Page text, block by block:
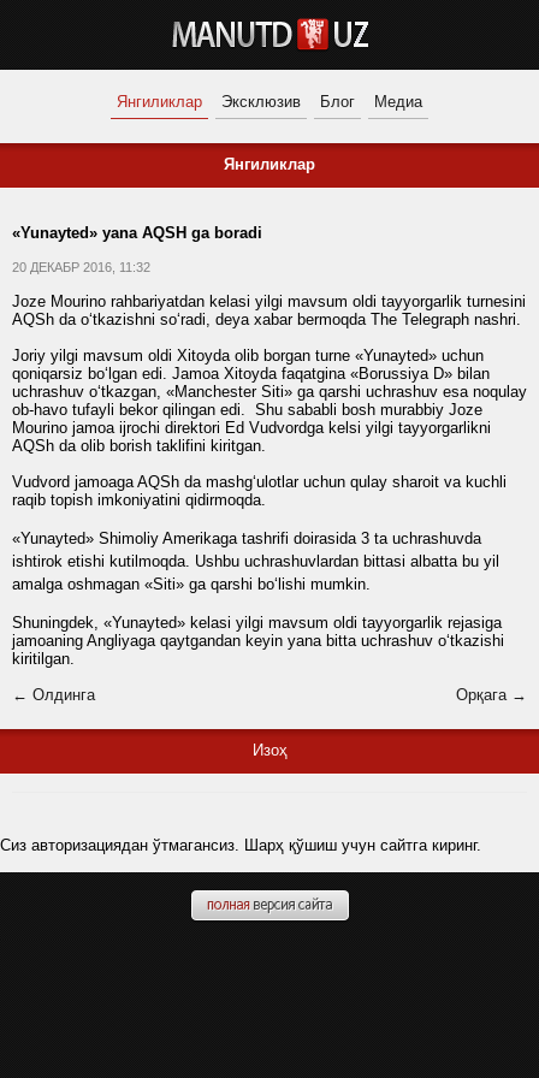
Янгиликлар Эксклюзив Блог Медиа
Янгиликлар
«Yunayted» yana AQSH ga boradi
20 ДЕКАБР 2016, 11:32
Joze Mourino rahbariyatdan kelasi yilgi mavsum oldi tayyorgarlik turnesini
AQSh da o‘tkazishni so‘radi, deya xabar bermoqda The Telegraph nashri.
Joriy yilgi mavsum oldi Xitoyda olib borgan turne «Yunayted» uchun
qoniqarsiz bo‘lgan edi. Jamoa Xitoyda faqatgina «Borussiya D» bilan
uchrashuv o‘tkazgan, «Manchester Siti» ga qarshi uchrashuv esa noqulay
ob-havo tufayli bekor qilingan edi. Shu sababli bosh murabbiy Joze
Mourino jamoa ijrochi direktori Ed Vudvordga kelsi yilgi tayyorgarlikni
AQSh da olib borish taklifini kiritgan.
Vudvord jamoaga AQSh da mashg‘ulotlar uchun qulay sharoit va kuchli
raqib topish imkoniyatini qidirmoqda.
«Yunayted» Shimoliy Amerikaga tashrifi doirasida 3 ta uchrashuvda
ishtirok etishi kutilmoqda. Ushbu uchrashuvlardan bittasi albatta bu yil
amalga oshmagan «Siti» ga qarshi bo‘lishi mumkin.
Shuningdek, «Yunayted» kelasi yilgi mavsum oldi tayyorgarlik rejasiga
jamoaning Angliyaga qaytgandan keyin yana bitta uchrashuv o‘tkazishi
kiritilgan.
← Олдинга
Орқага →
Изоҳ
Сиз авторизациядан ўтмагансиз. Шарҳ қўшиш учун сайтга киринг.